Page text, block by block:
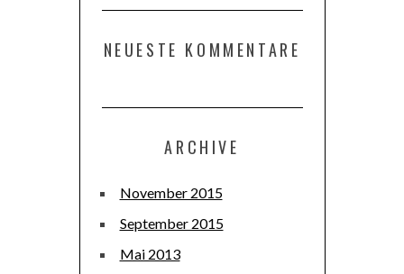
NEUESTE KOMMENTARE
ARCHIVE
November 2015
September 2015
Mai 2013